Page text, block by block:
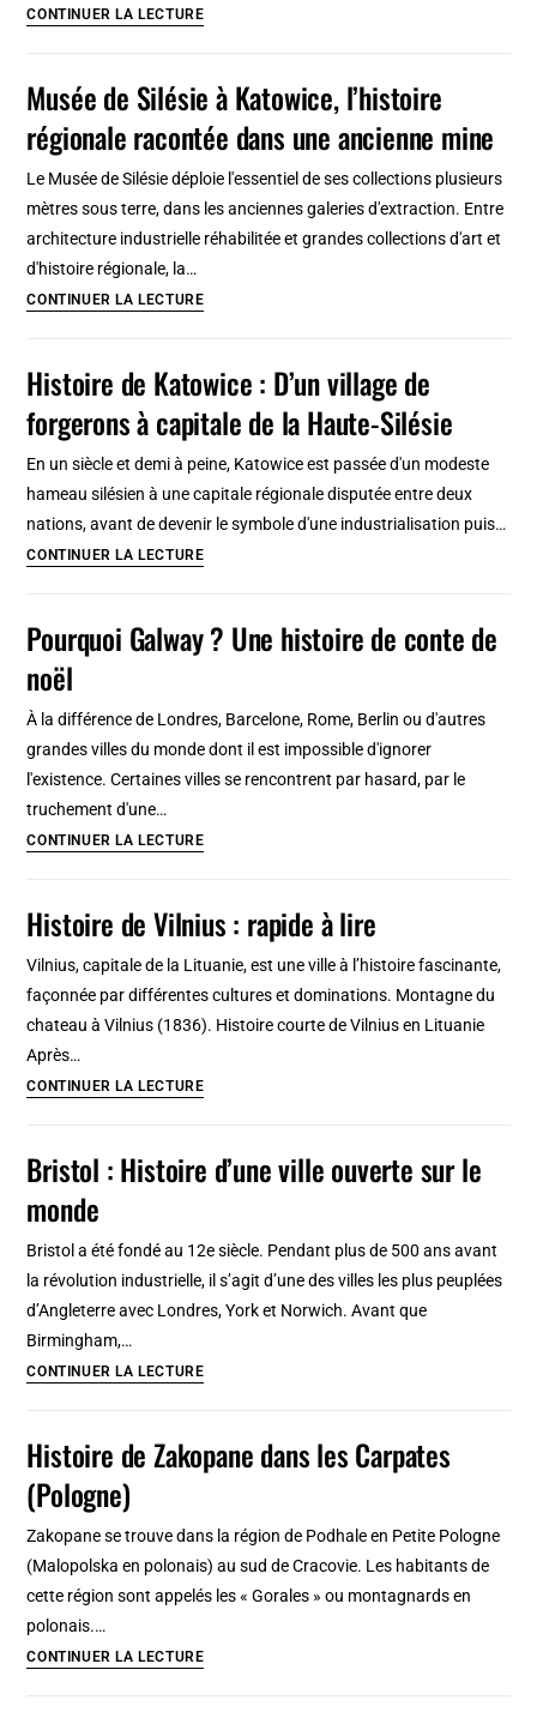
CONTINUER LA LECTUREHistoire
Torun
:
Musée de Silésie à Katowice, l’histoire
régionale racontée dans une ancienne mine
Le Musée de Silésie déploie l'essentiel de ses collections plusieurs
mètres sous terre, dans les anciennes galeries d'extraction. Entre
architecture industrielle réhabilitée et grandes collections d'art et
d'histoire régionale, la…
CONTINUER LA LECTUREMusée
à
Katowice,
régionale
racontée
dans
une
mine
Histoire de Katowice : D’un village de
forgerons à capitale de la Haute-Silésie
En un siècle et demi à peine, Katowice est passée d'un modeste
hameau silésien à une capitale régionale disputée entre deux
nations, avant de devenir le symbole d'une industrialisation puis…
CONTINUER LA LECTUREHistoire
:
de
de
Silésie
Pourquoi Galway ? Une histoire de conte de
noël
À la différence de Londres, Barcelone, Rome, Berlin ou d'autres
grandes villes du monde dont il est impossible d'ignorer
l'existence. Certaines villes se rencontrent par hasard, par le
truchement d'une…
CONTINUER LA LECTUREPourquoi
Une
histoire
de
conte
noël
Histoire de Vilnius : rapide à lire
Vilnius, capitale de la Lituanie, est une ville à l’histoire fascinante,
façonnée par différentes cultures et dominations. Montagne du
chateau à Vilnius (1836). Histoire courte de Vilnius en Lituanie
Après…
CONTINUER LA LECTUREHistoire
:
Bristol : Histoire d’une ville ouverte sur le
monde
Bristol a été fondé au 12e siècle. Pendant plus de 500 ans avant
la révolution industrielle, il s’agit d’une des villes les plus peuplées
d’Angleterre avec Londres, York et Norwich. Avant que
Birmingham,…
CONTINUER LA LECTUREBristol
d’une
le
Histoire de Zakopane dans les Carpates
(Pologne)
Zakopane se trouve dans la région de Podhale en Petite Pologne
(Malopolska en polonais) au sud de Cracovie. Les habitants de
cette région sont appelés les « Gorales » ou montagnards en
polonais.…
CONTINUER LA LECTUREHistoire